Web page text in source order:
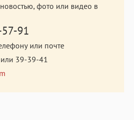
фото или видео в
91
или почте
или 39-39-41